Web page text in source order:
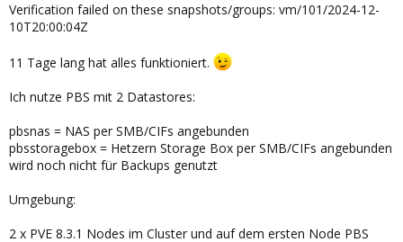
Verification failed on these snapshots/groups: vm/101/2024-12-
10T20:00:04Z
11 Tage lang hat alles funktioniert.
Ich nutze PBS mit 2 Datastores:
pbsnas = NAS per SMB/CIFs angebunden
pbsstoragebox = Hetzern Storage Box per SMB/CIFs angebunden
wird noch nicht für Backups genutzt
Umgebung:
2 x PVE 8.3.1 Nodes im Cluster und auf dem ersten Node PBS